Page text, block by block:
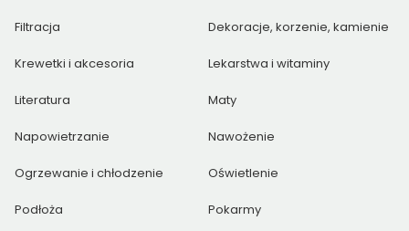
Filtracja Dekoracje, korzenie, kamienie
Krewetki i akcesoria Lekarstwa i witaminy
Literatura Maty
Napowietrzanie Nawożenie
Ogrzewanie i chłodzenie Oświetlenie
Podłoża Pokarmy